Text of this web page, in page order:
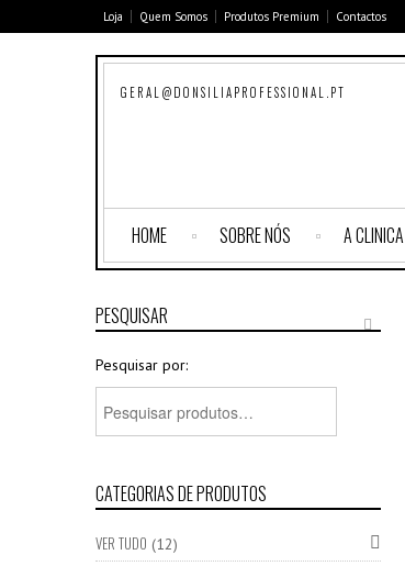
Loja Quem Somos Produtos Premium Contactos
GERAL@DONSILIAPROFESSIONAL.PT
HOME SOBRE NÓS A CLINICA
PESQUISAR
Pesquisar por:
CATEGORIAS DE PRODUTOS
VER TUDO (12)